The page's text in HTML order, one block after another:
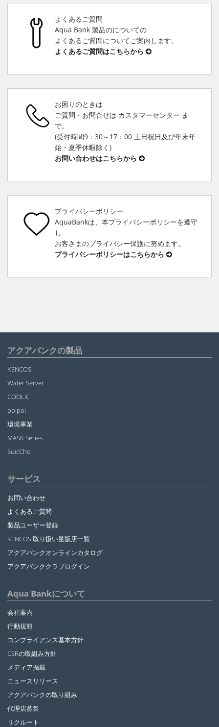
よくあるご質問
Aqua Bank 製品のについての
よくあるご質問についてご案内します。
よくあるご質問はこちらから
お困りのときは
ご質問・お問合せは カスタマーセンター ま
で。
(受付時間9：30～17：00 土日祝日及び年末年
始・夏季休暇除く)
お問い合わせはこちらから
プライバシーポリシー
AquaBankは、本プライバシーポリシーを遵守
し
お客さまのプライバシー保護に努めます。
プライバシーポリシーはこちらから
アクアバンクの製品
KENCOS
Water Server
COOLIC
poipoi
環境事業
MASK Series
SuicCho
サービス
お問い合わせ
よくあるご質問
製品ユーザー登録
KENCOS 取り扱い量販店一覧
アクアバンクオンラインカタログ
アクアバンククラブログイン
Aqua Bankについて
会社案内
行動規範
コンプライアンス基本方針
CSRの取組み方針
メディア掲載
ニュースリリース
アクアバンクの取り組み
代理店募集
リクルート